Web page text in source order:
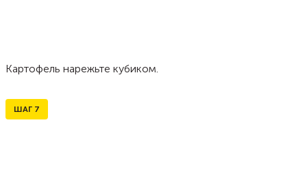
Картофель нарежьте кубиком.
ШАГ 7